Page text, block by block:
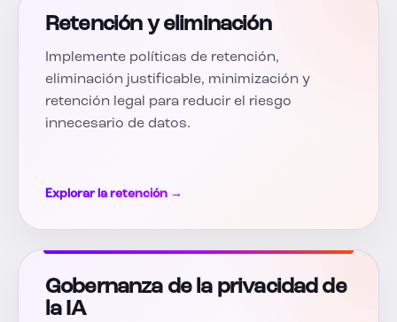
Retención y eliminación
Implemente políticas de retención,
eliminación justificable, minimización y
retención legal para reducir el riesgo
innecesario de datos.
Explorar la retención →
Gobernanza de la privacidad de
la IA